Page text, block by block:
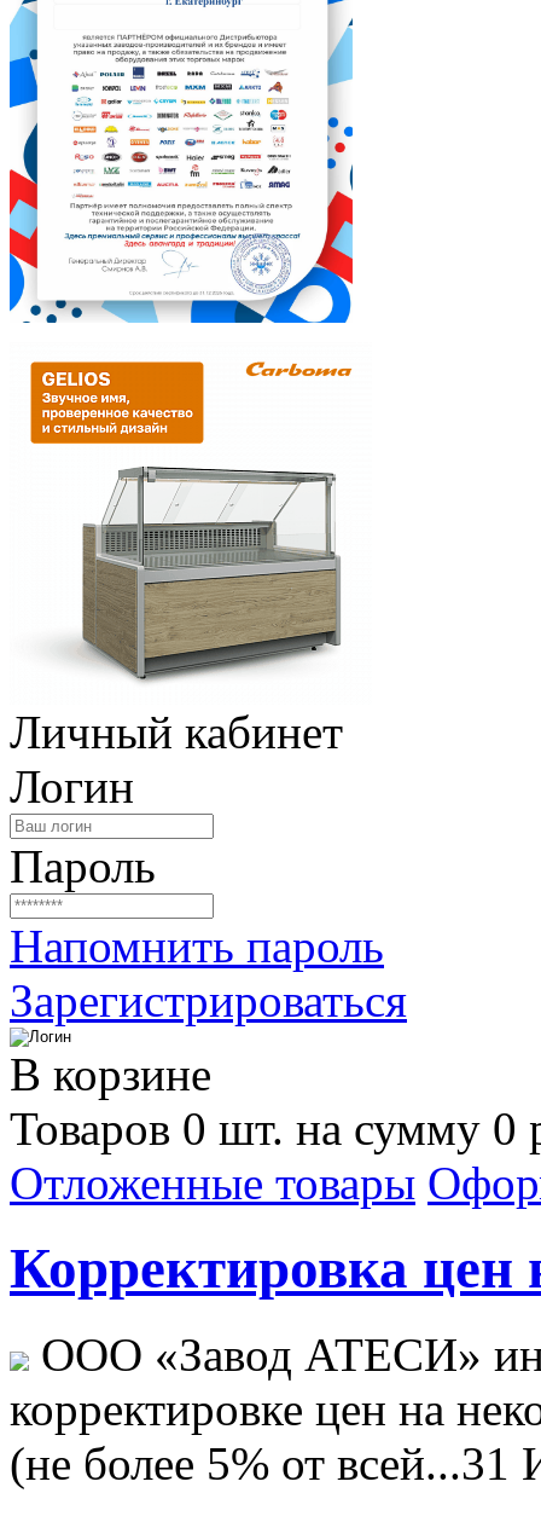
Личный кабинет
Логин
Пароль
Напомнить пароль
Зарегистрироваться
В корзине
Товаров 0 шт. на сумму 0
Отложенные товары
Корректировка цен
ООО «Завод АТЕСИ»
корректировке цен на
(не более 5% от всей...31